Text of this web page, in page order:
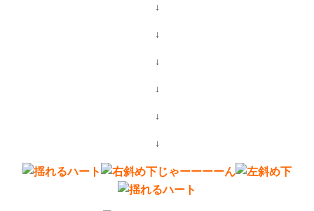
↓
↓
↓
↓
↓
↓
じゃーーーーん